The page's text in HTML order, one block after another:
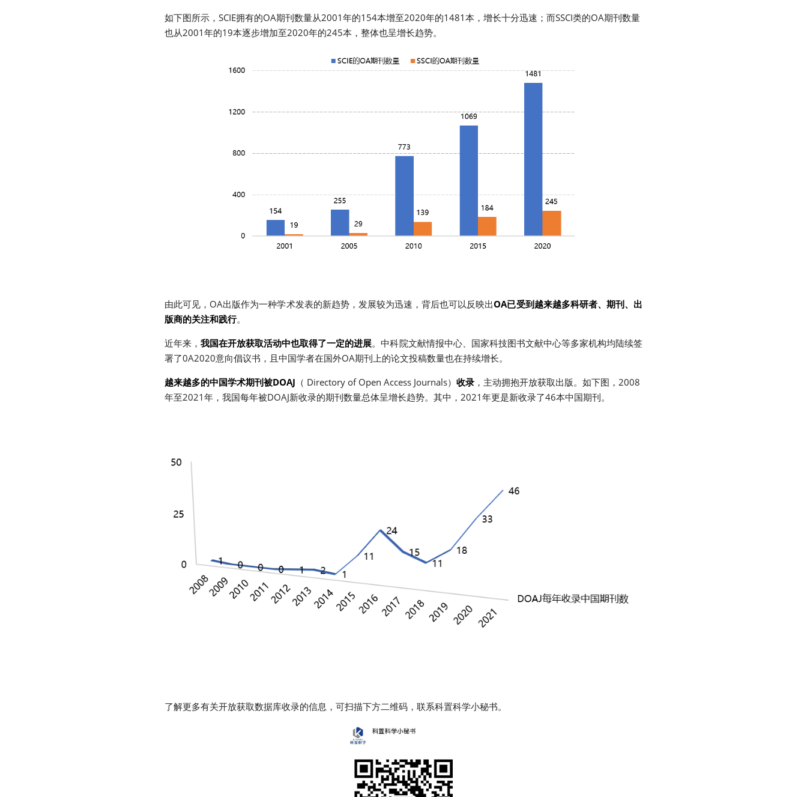
如下图所示，SCIE拥有的OA期刊数量从2001年的154本增至2020年的1481本，增长十分迅速；而SSCI类的OA期刊数量
也从2001年的19本逐步增加至2020年的245本，整体也呈增长趋势。
由此可见，OA出版作为一种学术发表的新趋势，发展较为迅速，背后也可以反映出OA已受到越来越多科研者、期刊、出
版商的关注和践行。
近年来，我国在开放获取活动中也取得了一定的进展。中科院文献情报中心、国家科技图书文献中心等多家机构均陆续签
署了0A2020意向倡议书，且中国学者在国外OA期刊上的论文投稿数量也在持续增长。
越来越多的中国学术期刊被DOAJ （ Directory of Open Access Journals） 收录 ，主动拥抱开放获取出版。如下图，2008
年至2021年，我国每年被DOAJ新收录的期刊数量总体呈增长趋势。其中，2021年更是新收录了46本中国期刊。
了解更多有关开放获取数据库收录的信息，可扫描下方二维码，联系科置科学小秘书。